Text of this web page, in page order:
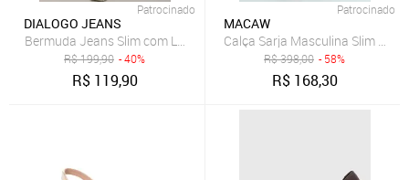
Patrocinado
DIALOGO JEANS
Bermuda Jeans Slim com Lavagem Clara Dialogo Jeans
R$199,90 - 40%
R$ 119,90
Patrocinado
MACAW
R$398,00 - 58%
R$ 168,30